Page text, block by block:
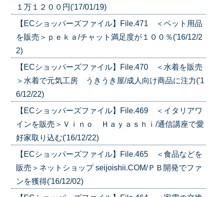
１万１２００円('17/01/19)
【ECショッパーズファイル】File.471 ＜ペット用品
を販売＞ｐｅｋａ/チャット満足度が１００％('16/12/2
2)
【ECショッパーズファイル】File.470 ＜水着を販売
＞水着で元気工房 うきうき屋/成人向け商品に注力('1
6/12/22)
【ECショッパーズファイル】File.469 ＜イタリアワ
インを販売＞Ｖｉｎｏ Ｈａｙａｓｈｉ/通信講座で愛
好家取り込む('16/12/22)
【ECショッパーズファイル】File.465 ＜食品などを
販売＞ネットショップ seijoishii.COM/ＰＢ開発でファ
ンを獲得('16/12/02)